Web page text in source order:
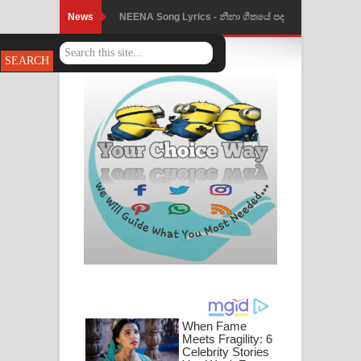
News NEENA Song Lyrics - නීනා ගීතයේ පද
පෙළ
Ahimi Wimai Himi Song Lyrics - අහිමි
විමයි හිමි ගීතයේ පද පෙළ
Mathaka Parana Song Lyrics - මතක
පාරනා ගීතයේ පද පෙළ
Nimnadhen Song Lyrics - නිම්නාදෙන්
ගීතයේ පද පෙළ
ඔබමයි මගේ ආදරේ ගීතයේ පද පෙළ
Pansal Gihin Song Lyrics - පන්සල් ගිහිං